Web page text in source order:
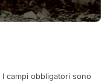
I campi obbligatori sono